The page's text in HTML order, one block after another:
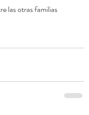
las otras familias